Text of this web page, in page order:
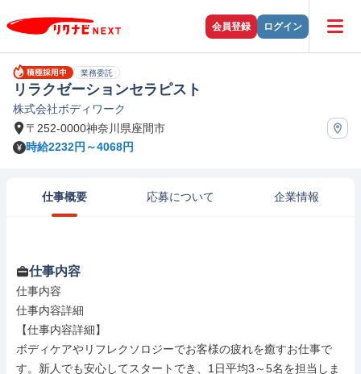
会員登録 ログイン
業務委託
リラクゼーションセラピスト
株式会社ボディワーク
〒252-0000神奈川県座間市
時給2232円～4068円
仕事概要 応募について 企業情報
仕事内容
仕事内容
仕事内容詳細
【仕事内容詳細】
ボディケアやリフレクソロジーでお客様の疲れを癒すお仕事で
す。新人でも安心してスタートでき、1日平均3～5名を担当しま